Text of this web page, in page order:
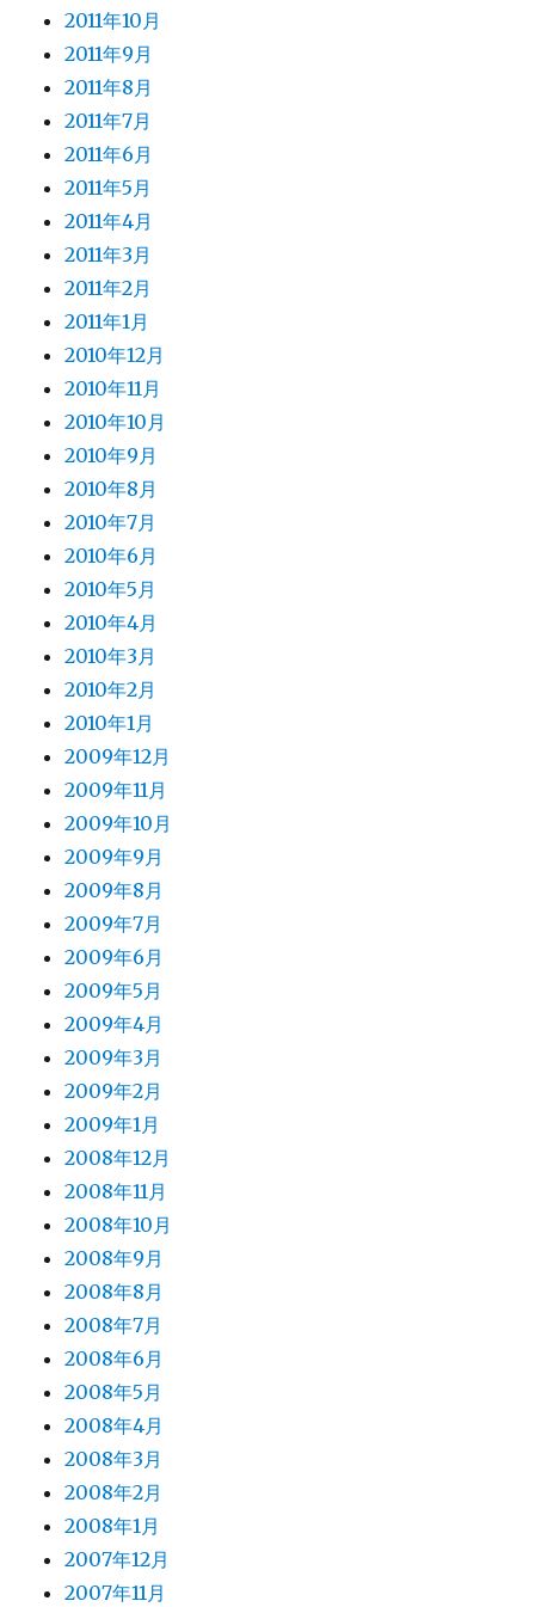
2011年10月
2011年9月
2011年8月
2011年7月
2011年6月
2011年5月
2011年4月
2011年3月
2011年2月
2011年1月
2010年12月
2010年11月
2010年10月
2010年9月
2010年8月
2010年7月
2010年6月
2010年5月
2010年4月
2010年3月
2010年2月
2010年1月
2009年12月
2009年11月
2009年10月
2009年9月
2009年8月
2009年7月
2009年6月
2009年5月
2009年4月
2009年3月
2009年2月
2009年1月
2008年12月
2008年11月
2008年10月
2008年9月
2008年8月
2008年7月
2008年6月
2008年5月
2008年4月
2008年3月
2008年2月
2008年1月
2007年12月
2007年11月